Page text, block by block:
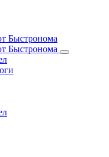
Быстронома
Быстронома